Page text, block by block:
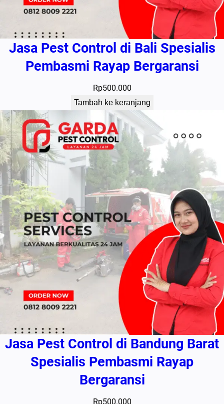
Jasa Pest Control di Bali Spesialis
Pembasmi Rayap Bergaransi
Rp500.000
Tambah ke keranjang
Jasa Pest Control di Bandung Barat
Spesialis Pembasmi Rayap
Bergaransi
Rp500.000